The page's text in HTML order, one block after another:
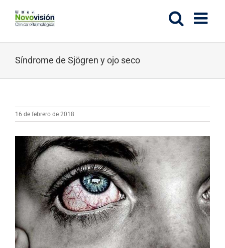
contenido
Síndrome de Sjögren y ojo seco
16 de febrero de 2018
imagen
más
grande